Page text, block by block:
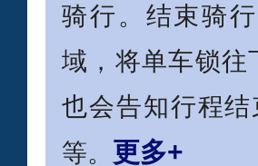
骑行。结束骑
域，将单车锁往
也会告知行程
等。 更多+